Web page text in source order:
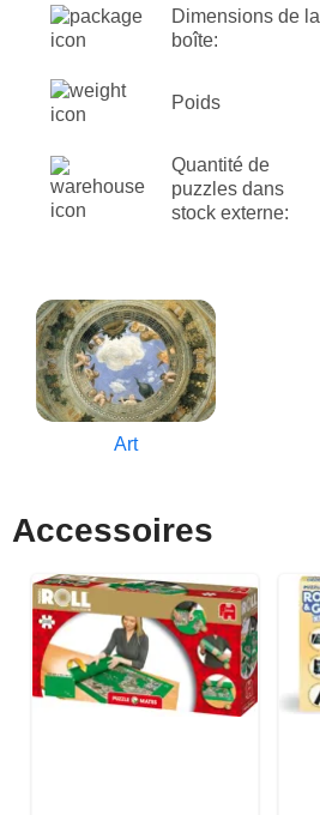
Dimensions de la
boîte:
Poids
Quantité de
puzzles dans
stock externe:
Art
Accessoires